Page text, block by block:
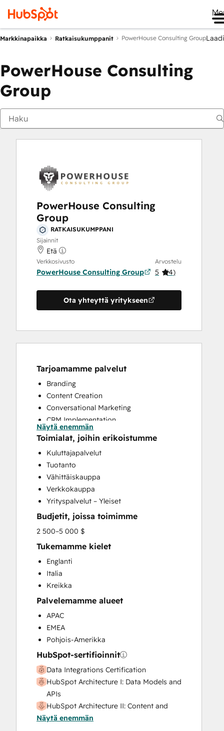
Markkinapaikka Ratkaisukumppanit PowerHouse Consulting GroupLaadi
PowerHouse Consulting
Group
PowerHouse Consulting
Group
RATKAISUKUMPPANI
Sijainnit
Etä
Verkkosivusto
PowerHouse Consulting Group
Arvostelu
5 (4)
Ota yhteyttä yritykseen
Tarjoamamme palvelut
Branding
Content Creation
Conversational Marketing
CRM Implementation
Customer Marketing
Customer Success Training
Customer Support Training
Customer Survey and Analysis
Email Marketing
Full Inbound Marketing Services
Help Desk Implementation
Knowledge Base Development
Paid Advertising
Sales Coaching and Training
Sales Enablement
Search Engine Optimization
Social Media
Website Design
Website Development
Website Migration
Näytä enemmän
Toimialat, joihin erikoistumme
Kuluttajapalvelut
Tuotanto
Vähittäiskauppa
Verkkokauppa
Yrityspalvelut – Yleiset
Budjetit, joissa toimimme
2 500–5 000 $
Tukemamme kielet
Englanti
Italia
Kreikka
Palvelemamme alueet
APAC
EMEA
Pohjois-Amerikka
HubSpot-sertifioinnit
Data Integrations Certification
HubSpot Architecture I: Data Models and
APIs
HubSpot Architecture II: Content and
Messaging Tools
Näytä enemmän